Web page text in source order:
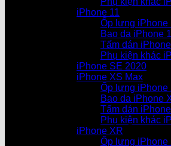
iPhone 11
Ốp lưng iPhone
Bao da iPhone
Tấm dán
Phụ kiện khác
iPhone SE 2020
iPhone XS Max
Ốp lưng iPhone
Bao da iPhone
Tấm dán
Phụ kiện khác
iPhone XR
Ốp lưng iPhone